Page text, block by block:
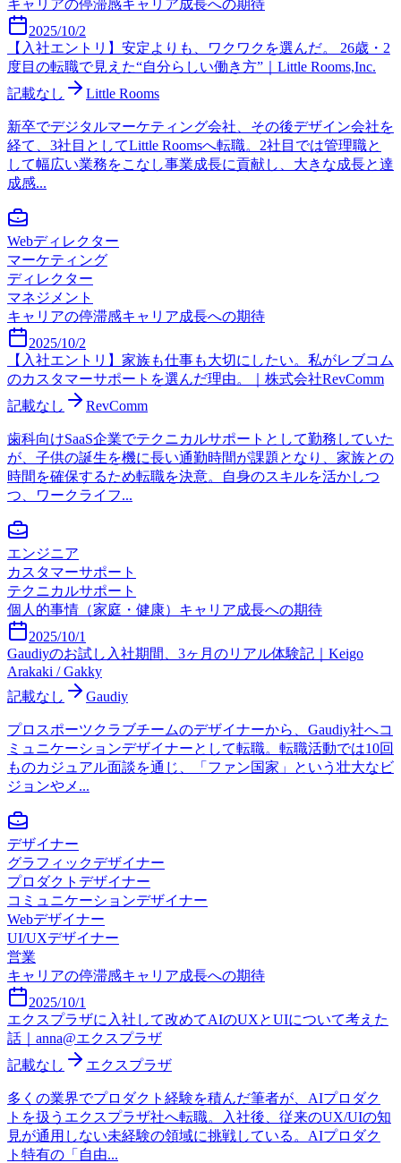
キャリアの停滞感キャリア成長への期待
2025/10/2
【入社エントリ】安定よりも、ワクワクを選んだ。 26歳・2
度目の転職で見えた“自分らしい働き方”｜Little Rooms,Inc.
記載なし
Little Rooms
新卒でデジタルマーケティング会社、その後デザイン会社を
経て、3社目としてLittle Roomsへ転職。2社目では管理職と
して幅広い業務をこなし事業成長に貢献し、大きな成長と達
成感...
Webディレクター
マーケティング
ディレクター
マネジメント
キャリアの停滞感キャリア成長への期待
2025/10/2
【入社エントリ】家族も仕事も大切にしたい。私がレブコム
のカスタマーサポートを選んだ理由。｜株式会社RevComm
記載なし
RevComm
歯科向けSaaS企業でテクニカルサポートとして勤務していた
が、子供の誕生を機に長い通勤時間が課題となり、家族との
時間を確保するため転職を決意。自身のスキルを活かしつ
つ、ワークライフ...
エンジニア
カスタマーサポート
テクニカルサポート
個人的事情（家庭・健康） キャリア成長への期待
2025/10/1
Gaudiyのお試し入社期間、3ヶ月のリアル体験記｜Keigo
Arakaki / Gakky
記載なし
Gaudiy
プロスポーツクラブチームのデザイナーから、Gaudiy社へコ
ミュニケーションデザイナーとして転職。転職活動では10回
ものカジュアル面談を通じ、「ファン国家」という壮大なビ
ジョンやメ...
デザイナー
グラフィックデザイナー
プロダクトデザイナー
コミュニケーションデザイナー
Webデザイナー
UI/UXデザイナー
営業
キャリアの停滞感キャリア成長への期待
2025/10/1
エクスプラザに入社して改めてAIのUXとUIについて考えた
話｜anna@エクスプラザ
記載なし
エクスプラザ
多くの業界でプロダクト経験を積んだ筆者が、AIプロダク
トを扱うエクスプラザ社へ転職。入社後、従来のUX/UIの知
見が通用しない未経験の領域に挑戦している。AIプロダク
ト特有の「自由...